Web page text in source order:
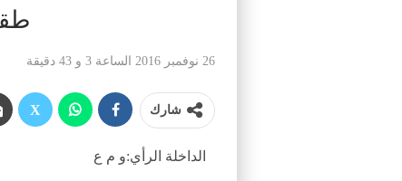
26 نوفمبر 2016 الساعة 3 و 43 دقيقة
شارك
الداخلة الرأي:و م ع